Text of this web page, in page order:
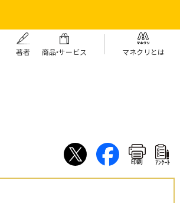
著者 商品・サービス マネクリとは
印刷 ｱﾝｹｰﾄ